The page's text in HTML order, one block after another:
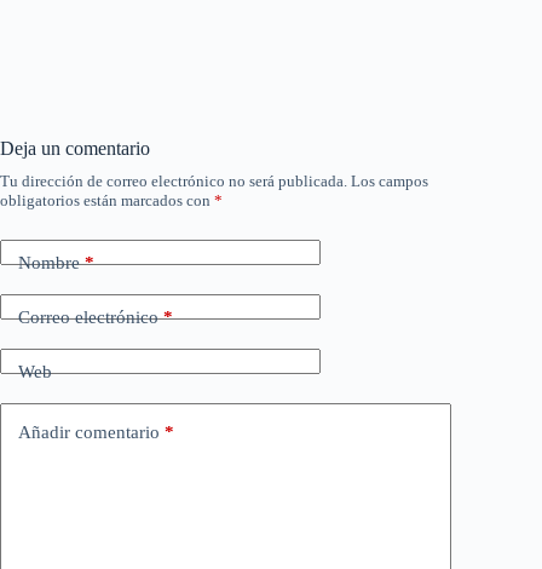
Deja un comentario
Tu dirección de correo electrónico no será publicada. Los campos
obligatorios están marcados con *
Nombre*
Correo electrónico*
Web
Añadir comentario *